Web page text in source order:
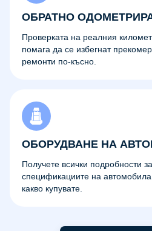
ОБРАТНО
Проверката на реалния
помага да се избегнат
ремонти по-късно.
ОБОРУДВАНЕ НА
Получете всички подробности
спецификациите на
какво купувате.